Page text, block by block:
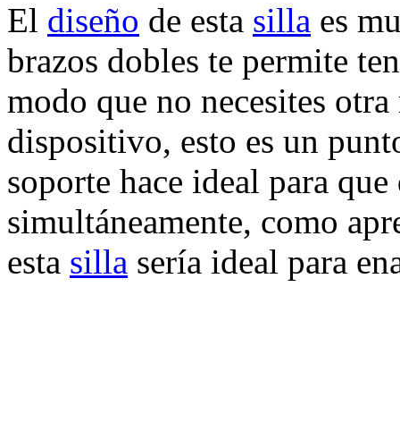
El diseño de esta silla es
brazos dobles te permite
modo que no necesites
dispositivo, esto es un
soporte hace ideal para
simultáneamente, como
esta silla sería ideal para